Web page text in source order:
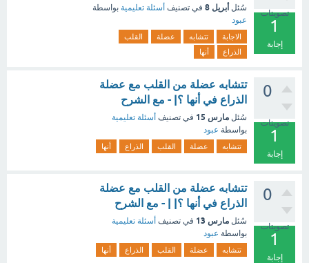
تصويتات
1
إجابة
سُئل أبريل 8 في تصنيف أسئلة تعليمية بواسطة
عبود
الاجابة تتشابه عضلة
القلب
الذراع
أنها
0
تصويتات
1
إجابة
تتشابه عضلة من القلب مع عضلة
الذراع في أنها ؟| - مع الشرح
سُئل مارس 15 في تصنيف أسئلة تعليمية
بواسطة عبود
تتشابه عضلة القلب الذراع أنها
0
تصويتات
1
إجابة
تتشابه عضلة من القلب مع عضلة
الذراع في أنها ؟| | - مع الشرح
سُئل مارس 13 في تصنيف أسئلة تعليمية
بواسطة عبود
تتشابه عضلة القلب الذراع أنها